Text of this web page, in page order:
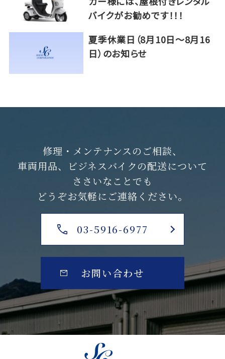
バイクがお勧めです！！！
夏季休業日（8月10日～8月16
日）のお知らせ
修理・メンテナンスのご相談、
車両用品、ビジネスバイクの配送について
ささいなことでも
どうぞお気軽にご連絡ください。
03-5916-6977
お問い合わせ